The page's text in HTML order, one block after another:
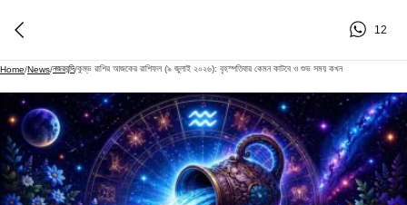
12
Home/News/নজরবন্দি/কুম্ভ রাশির আজকের রাশিফল (৯ জুলাই ২০২৬): বৃহস্পতিবার কেমন কাটবে ও শুভ সময় কখন